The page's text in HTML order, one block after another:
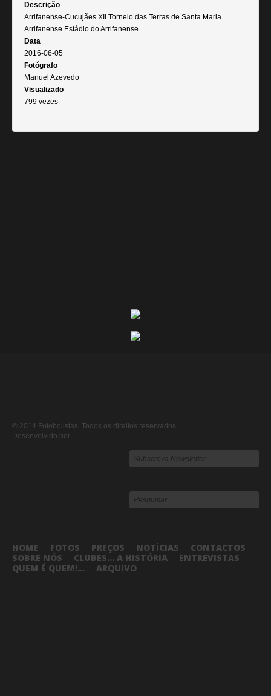
Descrição
Arrifanense-Cucujães XII Torneio das Terras de Santa Maria
Arrifanense Estádio do Arrifanense
Data
2016-06-05
Fotógrafo
Manuel Azevedo
Visualizado
799 vezes
© 2014 Fotobolistas. Todos os direitos reservados.
Desenvolvido por
HOME FOTOS PREÇOS NOTÍCIAS
CONTACTOS
SOBRE NÓS
CLUBES... A HISTÓRIA
ENTREVISTAS
QUEM É QUEM!...
ARQUIVO